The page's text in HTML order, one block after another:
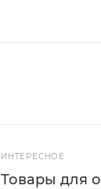
ИНТЕРЕСНОЕ
Товары для